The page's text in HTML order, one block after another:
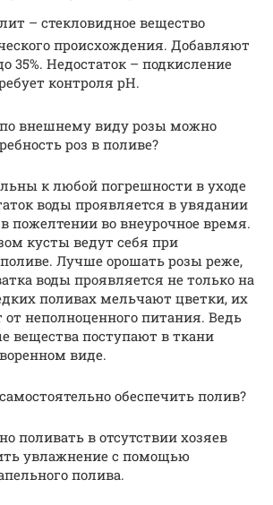
– стекловидное вещество
происхождения. Добавляют
35%. Недостаток – подкисление
контроля рН.
внешнему виду розы можно
роз в поливе?
к любой погрешности в уходе
воды проявляется в увядании
пожелтении во внеурочное время.
кусты ведут себя при
Лучше орошать розы реже,
воды проявляется не только на
поливах мельчают цветки, их
от неполноценного питания. Ведь
вещества поступают в ткани
виде.
обеспечить полив?
поливать в отсутствии хозяев
увлажнение с помощью
полива.